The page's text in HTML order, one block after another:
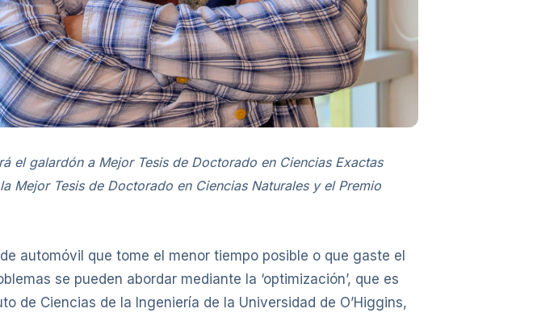
el galardón a Mejor Tesis de Doctorado en Ciencias Exactas
Mejor Tesis de Doctorado en Ciencias Naturales y el Premio
automóvil que tome el menor tiempo posible o que gaste el
se pueden abordar mediante la ‘optimización’, que es
de Ciencias de la Ingeniería de la Universidad de O’Higgins,